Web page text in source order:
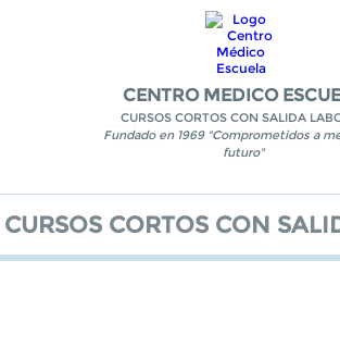
CENTRO MEDICO
CURSOS CORTOS CON SALIDA
Fundado en 1969 "Comprometidos a
futuro"
CURSOS CORTOS CON